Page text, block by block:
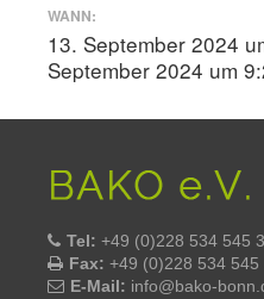
WANN:
13. September 2024
September 2024 um
Tel: +49 (0)228 534 545
Fax: +49 (0)228 534 545
E-Mail: info@bako-